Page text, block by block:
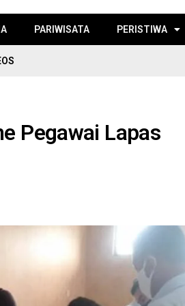
PARIWISATA PERISTIWA
Pegawai Lapas